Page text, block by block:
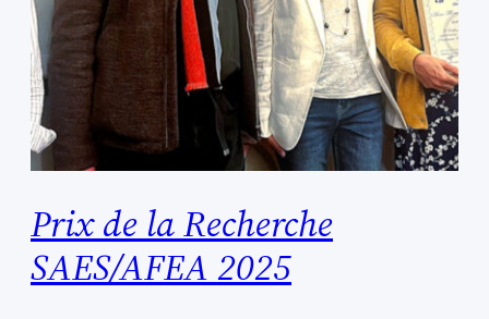
Prix de la Recherche
SAES/AFEA 2025